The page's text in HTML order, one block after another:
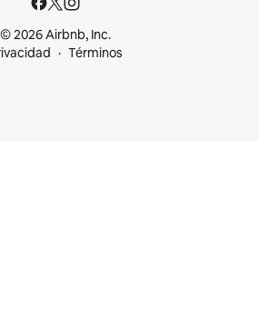
© 2026 Airbnb, Inc.
Términos